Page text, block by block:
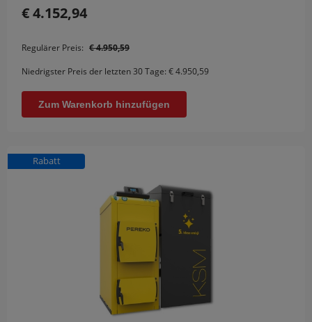
€ 4.152,94
Regulärer Preis: € 4.950,59
Niedrigster Preis der letzten 30 Tage: € 4.950,59
Zum Warenkorb hinzufügen
Rabatt